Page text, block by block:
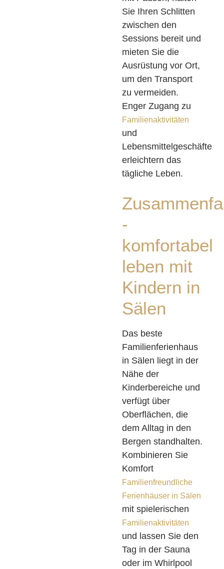
Sie Ihren Schlitten
zwischen den
Sessions bereit und
mieten Sie die
Ausrüstung vor Ort,
um den Transport
zu vermeiden.
Enger Zugang zu
Familienaktivitäten
und
Lebensmittelgeschäfte
erleichtern das
tägliche Leben.
-
komfortabel
leben mit
Kindern in
Sälen
Das beste
Familienferienhaus
in Sälen liegt in der
Nähe der
Kinderbereiche und
verfügt über
Oberflächen, die
dem Alltag in den
Bergen standhalten.
Kombinieren Sie
Komfort
Familienfreundliche
Ferienhäuser in Sälen
mit spielerischen
Familienaktivitäten
und lassen Sie den
Tag in der Sauna
oder im Whirlpool